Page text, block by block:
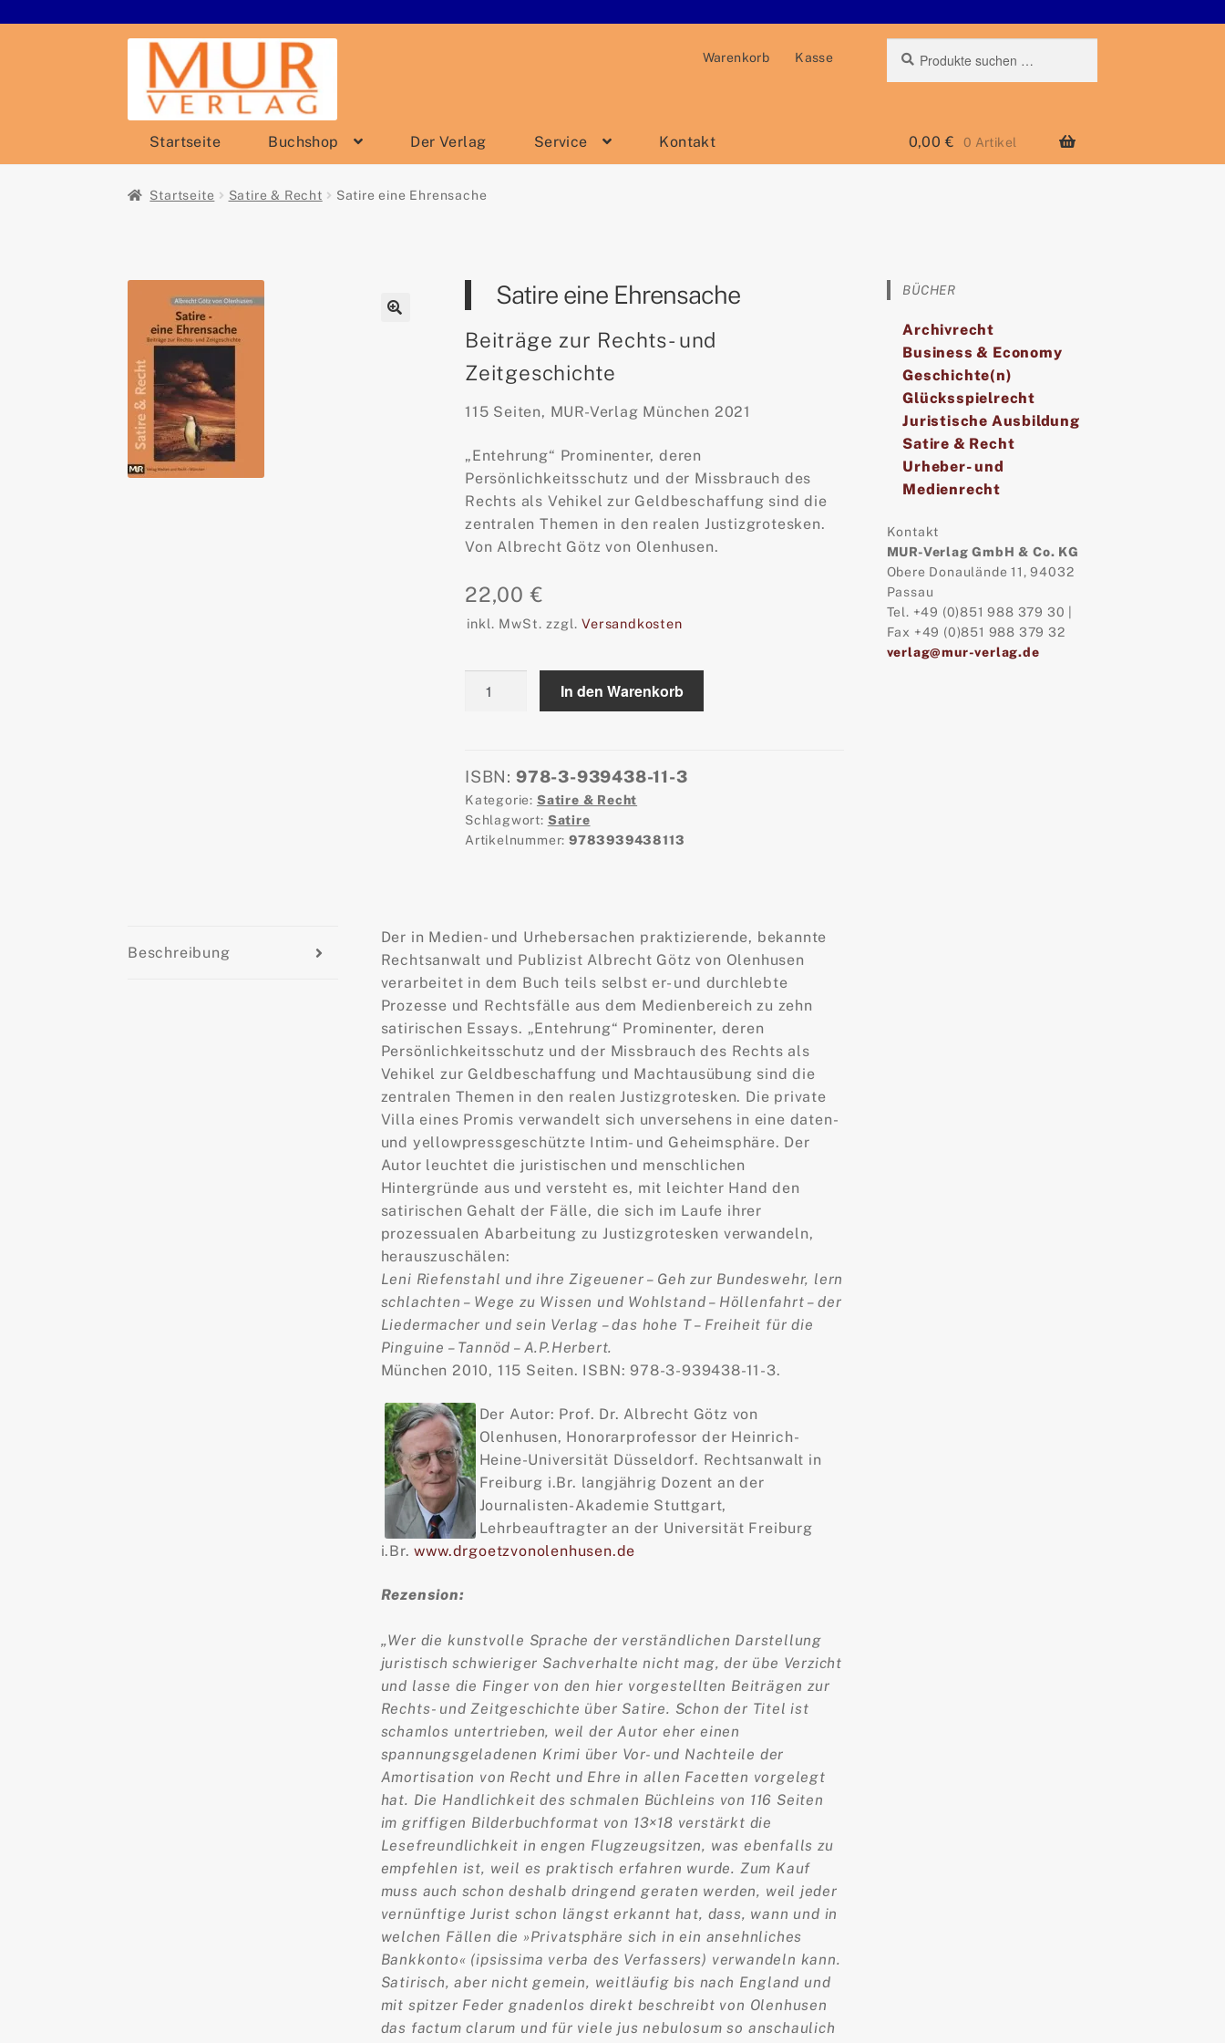
Zur
Navigation
springen
Zum
Inhalt
springen
Warenkorb Kasse
nach:
Startseite Buchshop Der Verlag Service Kontakt 0,00€ 0 Artikel
Startseite Satire & Recht Satire eine Ehrensache
Satire eine Ehrensache
Beiträge zur Rechts- und
Zeitgeschichte
115 Seiten, MUR-Verlag München 2021
„Entehrung“ Prominenter, deren
Persönlichkeitsschutz und der Missbrauch des
Rechts als Vehikel zur Geldbeschaffung sind die
zentralen Themen in den realen Justizgrotesken.
Von Albrecht Götz von Olenhusen.
22,00€
inkl. MwSt. zzgl.Versandkosten
In den Warenkorb
ISBN: 978-3-939438-11-3
Kategorie: Satire & Recht
Schlagwort: Satire
Artikelnummer:9783939438113
Beschreibung
Der in Medien- und Urhebersachen praktizierende, bekannte
Rechtsanwalt und Publizist Albrecht Götz von Olenhusen
verarbeitet in dem Buch teils selbst er- und durchlebte
Prozesse und Rechtsfälle aus dem Medienbereich zu zehn
satirischen Essays. „Entehrung“ Prominenter, deren
Persönlichkeitsschutz und der Missbrauch des Rechts als
Vehikel zur Geldbeschaffung und Machtausübung sind die
zentralen Themen in den realen Justizgrotesken. Die private
Villa eines Promis verwandelt sich unversehens in eine daten-
und yellowpressgeschützte Intim- und Geheimsphäre. Der
Autor leuchtet die juristischen und menschlichen
Hintergründe aus und versteht es, mit leichter Hand den
satirischen Gehalt der Fälle, die sich im Laufe ihrer
prozessualen Abarbeitung zu Justizgrotesken verwandeln,
herauszuschälen:
Leni Riefenstahl und ihre Zigeuener – Geh zur Bundeswehr, lern
schlachten – Wege zu Wissen und Wohlstand – Höllenfahrt – der
Liedermacher und sein Verlag – das hohe T – Freiheit für die
Pinguine – Tannöd – A.P.Herbert.
München 2010, 115 Seiten. ISBN: 978-3-939438-11-3.
Der Autor: Prof. Dr. Albrecht Götz von
Olenhusen, Honorarprofessor der Heinrich-
Heine-Universität Düsseldorf. Rechtsanwalt in
Freiburg i.Br. langjährig Dozent an der
Journalisten-Akademie Stuttgart,
Lehrbeauftragter an der Universität Freiburg
i.Br.www.drgoetzvonolenhusen.de
Rezension:
„Wer die kunstvolle Sprache der verständlichen Darstellung
juristisch schwieriger Sachverhalte nicht mag, der übe Verzicht
und lasse die Finger von den hier vorgestellten Beiträgen zur
Rechts- und Zeitgeschichte über Satire. Schon der Titel ist
schamlos untertrieben, weil der Autor eher einen
spannungsgeladenen Krimi über Vor- und Nachteile der
Amortisation von Recht und Ehre in allen Facetten vorgelegt
hat. Die Handlichkeit des schmalen Büchleins von 116 Seiten
im griffigen Bilderbuchformat von 13×18 verstärkt die
Lesefreundlichkeit in engen Flugzeugsitzen, was ebenfalls zu
empfehlen ist, weil es praktisch erfahren wurde. Zum Kauf
muss auch schon deshalb dringend geraten werden, weil jeder
vernünftige Jurist schon längst erkannt hat, dass, wann und in
welchen Fällen die »Privatsphäre sich in ein ansehnliches
Bankkonto« (ipsissima verba des Verfassers) verwandeln kann.
Satirisch, aber nicht gemein, weitläufig bis nach England und
mit spitzer Feder gnadenlos direkt beschreibt von Olenhusen
das factum clarum und für viele jus nebulosum so anschaulich
BÜCHER
Archivrecht
Business & Economy
Geschichte(n)
Glücksspielrecht
Juristische Ausbildung
Satire & Recht
Urheber- und
Medienrecht
Kontakt
MUR-Verlag GmbH & Co. KG
Obere Donaulände 11, 94032
Passau
Tel. +49 (0)851 988 379 30 |
Fax +49 (0)851 988 379 32
verlag@mur-verlag.de